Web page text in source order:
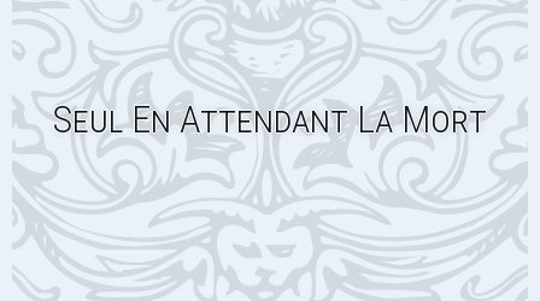
Seul En Attendant La Mort